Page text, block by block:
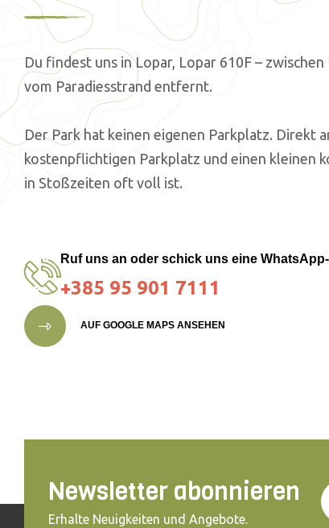
Du findest uns in Lopar, Lopar 610F –
vom Paradiesstrand entfernt.
Der Park hat keinen eigenen Parkplatz. Direkt
kostenpflichtigen Parkplatz und einen kleinen
in Stoßzeiten oft voll ist.
Ruf uns an oder schick uns eine
+385 95 901 7111
AUF GOOGLE MAPS ANSEHEN
Newsletter abonnieren
Erhalte Neuigkeiten und Angebote.